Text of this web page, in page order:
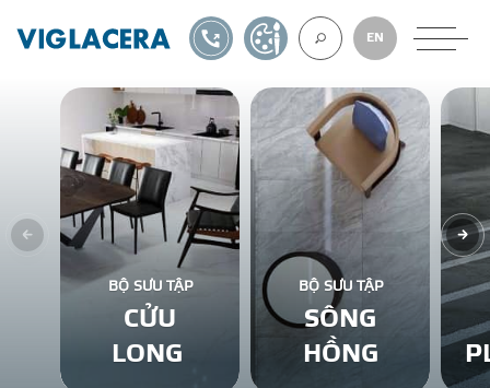
VỀ CHÚNG
GẠCH ỐP LÁT
BÊ TÔNG KHÍ
NGÓI LỢP
EN
1900561582TỰ THIẾT KẾ
BỘ SƯU TẬP
CỬU
LONG
BỘ SƯU TẬP
SÔNG
HỒNG